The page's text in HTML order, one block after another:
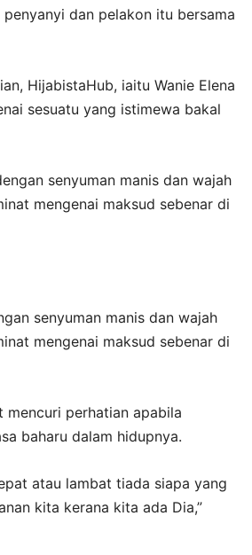
penyanyi dan pelakon itu bersama
HijabistaHub, iaitu Wanie Elena
sesuatu yang istimewa bakal
senyuman manis dan wajah
mengenai maksud sebenar di
mencuri perhatian apabila
baharu dalam hidupnya.
atau lambat tiada siapa yang
kita kerana kita ada Dia,”